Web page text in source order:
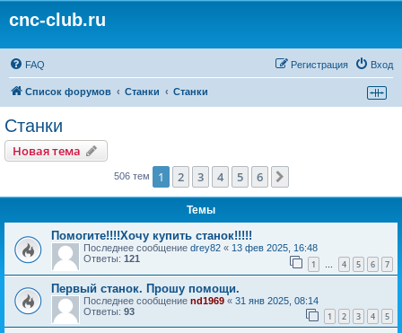
cnc-club.ru
FAQ Вход
Регистрация
Список форумов Станки Станки
Станки
Новая тема
506 тем 1 2 3 4 5 6
Темы
Помогите!!!!Хочу купить станок!!!!!
Последнее сообщение drey82 « 13 фев 2025, 16:48
Ответы: 121 1 … 4 5 6 7
Первый станок. Прошу помощи.
Последнее сообщение nd1969 « 31 янв 2025, 08:14
Ответы: 93 1 2 3 4 5